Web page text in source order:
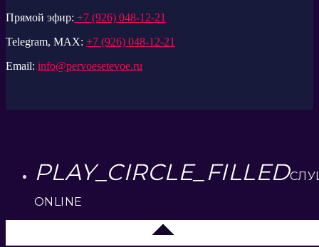
Прямой эфир: +7 (926) 048-12-21
Telegram, MAX: +7 (926) 048-12-21
Email: info@pervoesetevoe.ru
PLAY_CIRCLE_FILLED
ONLINE